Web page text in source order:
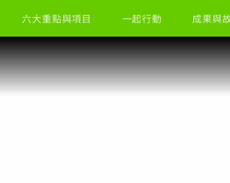
六大重點與項目 一起行動 成果與